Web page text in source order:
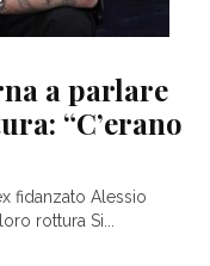
a parlare
“C’erano
fidanzato Alessio
rottura Si...